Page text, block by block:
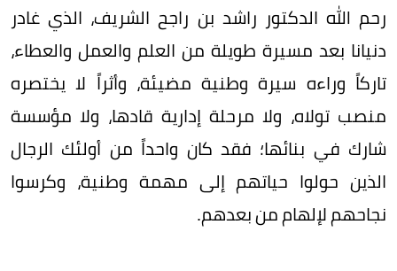
رحم الله الدكتور راشد بن راجح الشريف، الذي غادر
دنيانا بعد مسيرة طويلة من العلم والعمل والعطاء،
تاركاً وراءه سيرة وطنية مضيئة، وأثراً لا يختصره
منصب تولاه، ولا مرحلة إدارية قادها، ولا مؤسسة
شارك في بنائها؛ فقد كان واحداً من أولئك الرجال
الذين حولوا حياتهم إلى مهمة وطنية، وكرسوا
نجاحهم لإلهام من بعدهم.